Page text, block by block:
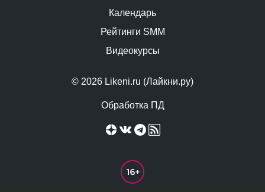
© 2026 Likeni.ru (Лайкни.ру)
Обработка ПД
Календарь
Рейтинги SMM
Видеокурсы